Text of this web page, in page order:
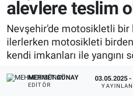
alevlere teslim
Nevşehir'de motosikletli bir
ilerlerken motosikleti
kendi imkanları ile yangını
MEHMET GÜNAY
EDITÖR
03.05.2025 -
Muşkara Özel
Ekonomi
Turizm
Süper Lig Puan Durumu ve
Tüm Manşetler
Son Dakika Haberleri
Haber Arşivi